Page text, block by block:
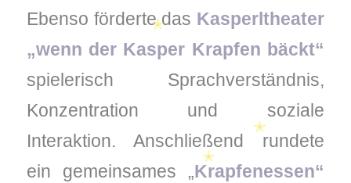
Ebenso förderte das Kasperltheater
„wenn der Kasper Krapfen bäckt“
spielerisch Sprachverständnis,
Konzentration und soziale
Interaktion. Anschließend rundete
ein gemeinsames „Krapfenessen“
✭
✭